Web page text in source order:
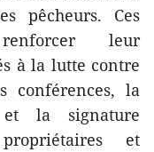
pêcheurs. Ces
leur
à la lutte contre
conférences, la
la signature
et